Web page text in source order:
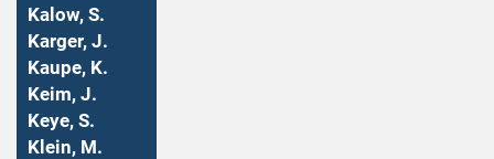
Kalow, S.
Karger, J.
Kaupe, K.
Keim, J.
Keye, S.
Klein, M.